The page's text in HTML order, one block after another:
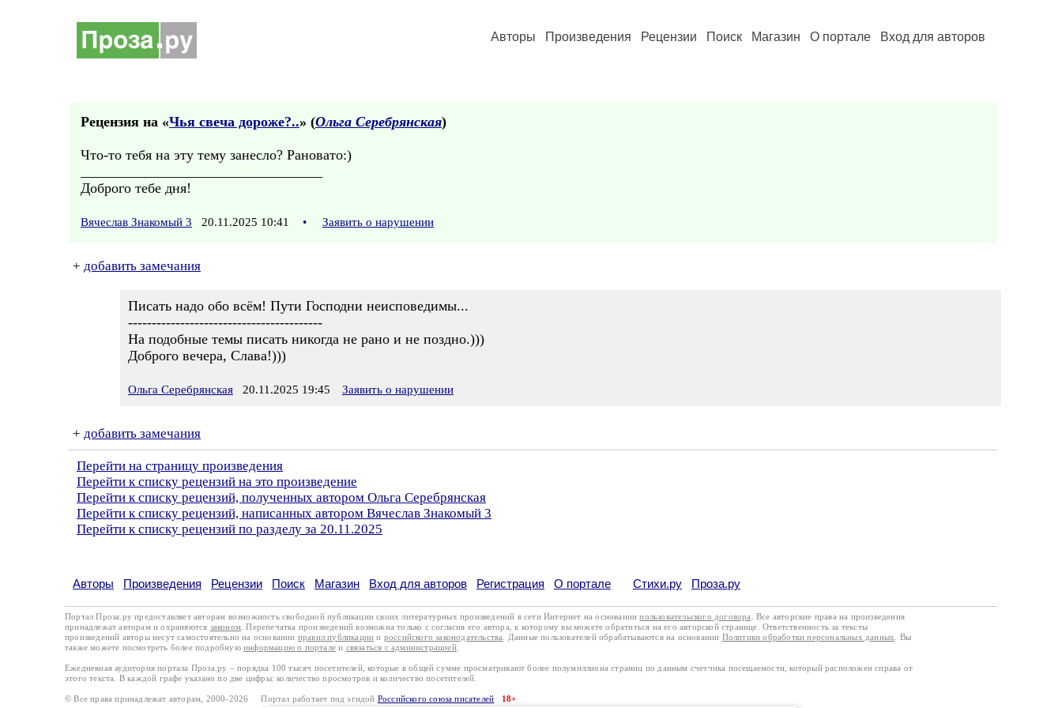
Авторы Произведения Рецензии Поиск Магазин О портале Вход для авторов
Рецензия на «Чья свеча дороже?..» (Ольга Серебрянская)
Что-то тебя на эту тему занесло? Рановато:)
Доброго тебе дня!
Вячеслав Знакомый 3 20.11.2025 10:41 • Заявить о нарушении
+ добавить замечания
Писать надо обо всём! Пути Господни неисповедимы...
-----------------------------------------
На подобные темы писать никогда не рано и не поздно.)))
Доброго вечера, Слава!)))
Ольга Серебрянская 20.11.2025 19:45 Заявить о нарушении
+ добавить замечания
Перейти на страницу произведения
Перейти к списку рецензий на это произведение
Перейти к списку рецензий, полученных автором Ольга Серебрянская
Перейти к списку рецензий, написанных автором Вячеслав Знакомый 3
Перейти к списку рецензий по разделу за 20.11.2025
Авторы Произведения Рецензии Поиск Магазин Вход для авторов Регистрация О портале Стихи.ру Проза.ру
Портал Проза.ру предоставляет авторам возможность свободной публикации своих литературных произведений в сети Интернет на основаниипользовательского договора
. Все авторские права на произведения
принадлежат авторам и охраняются законом . Перепечатка произведений возможна только с согласия его автора, к которому вы можете обратиться на его авторской странице. Ответственность за тексты
произведений авторы несут самостоятельно на основании правил публикации и российского законодательства . Данные пользователей обрабатываются на основании Политики обработки персональных данных
. Вы
также можете посмотреть более подробную информацию о портале и связаться с администрацией.
Ежедневная аудитория портала Проза.ру – порядка 100 тысяч посетителей, которые в общей сумме просматривают более полумиллиона страниц по данным счетчика посещаемости, который расположен справа от
этого текста. В каждой графе указано по две цифры: количество просмотров и количество посетителей.
© Все права принадлежат авторам, 2000-2026 Портал работает под эгидой Российского союза писателей 18+